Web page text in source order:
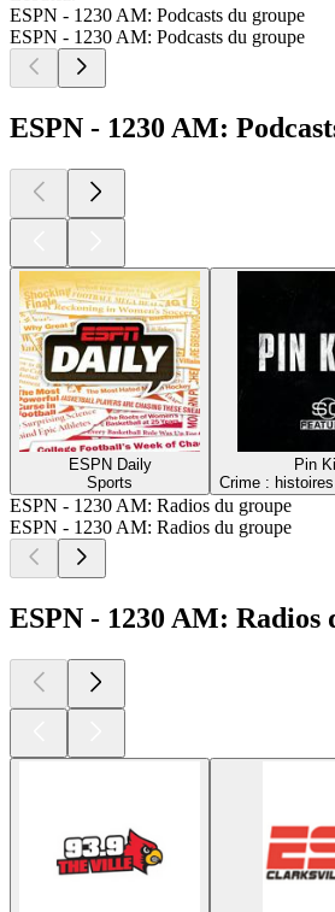
ESPN - 1230 AM: Podcasts du groupe
ESPN - 1230 AM: Podcasts du groupe
ESPN - 1230 AM:
ESPN Daily
Sports
Pin
Crime :
ESPN - 1230 AM: Radios du groupe
ESPN - 1230 AM: Radios du groupe
ESPN - 1230 AM: Radios